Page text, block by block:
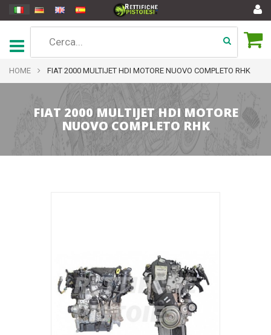
HOME FIAT 2000 MULTIJET HDI MOTORE NUOVO COMPLETO RHK
FIAT 2000 MULTIJET HDI MOTORE
NUOVO COMPLETO RHK